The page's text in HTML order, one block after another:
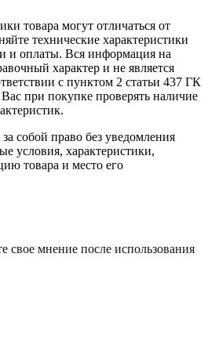
товара могут отличаться от
технические характеристики
и оплаты. Вся информация на
характер и не является
с пунктом 2 статьи 437 ГК
при покупке проверять наличие
собой право без уведомления
условия, характеристики,
товара и место его
свое мнение после использования